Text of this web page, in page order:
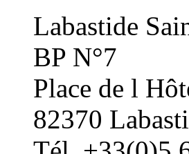
Labastide
BP N°7
Place de l
82370